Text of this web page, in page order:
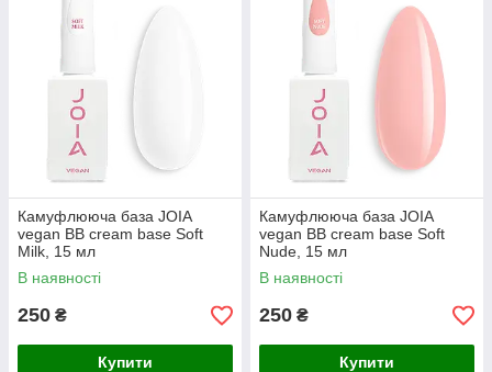
Камуфлююча база JOIA
vegan BB cream base Soft
Milk, 15 мл
В наявності
250 ₴
Купити
Камуфлююча база JOIA
vegan BB cream base Soft
Nude, 15 мл
В наявності
250 ₴
Купити